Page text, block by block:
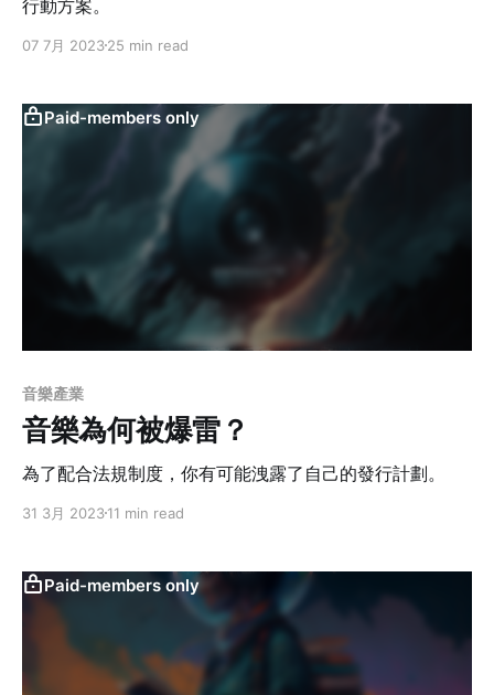
行動方案。
07 7月 202325 min read
Paid-members only
音樂產業
音樂為何被爆雷？
為了配合法規制度，你有可能洩露了自己的發行計劃。
31 3月 202311 min read
Paid-members only